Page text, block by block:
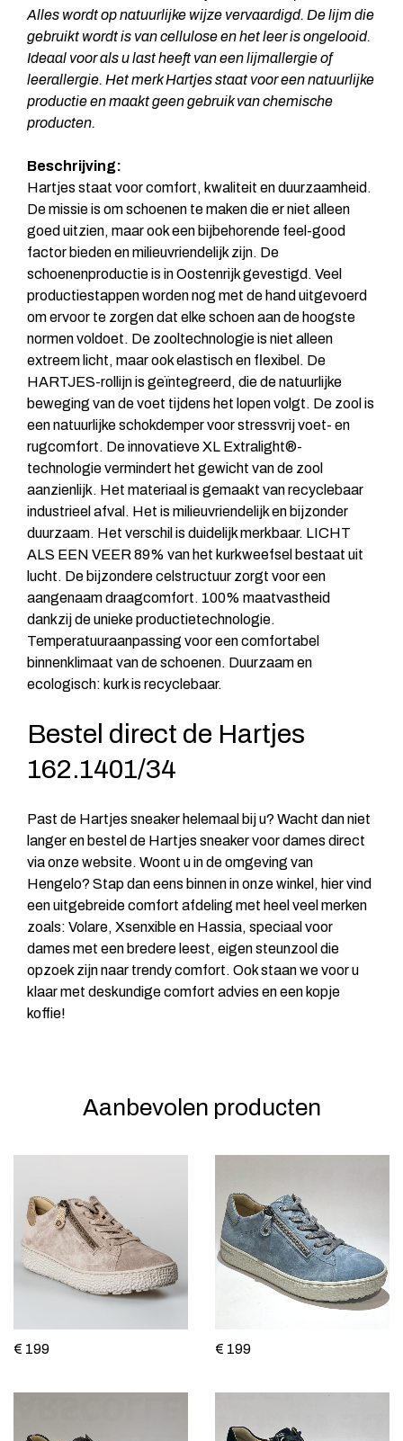
Alles wordt op natuurlijke wijze vervaardigd. De lijm die
gebruikt wordt is van cellulose en het leer is ongelooid.
Ideaal voor als u last heeft van een lijmallergie of
leerallergie. Het merk Hartjes staat voor een natuurlijke
productie en maakt geen gebruik van chemische
producten.
Beschrijving:
Hartjes staat voor comfort, kwaliteit en duurzaamheid.
De missie is om schoenen te maken die er niet alleen
goed uitzien, maar ook een bijbehorende feel-good
factor bieden en milieuvriendelijk zijn. De
schoenenproductie is in Oostenrijk gevestigd. Veel
productiestappen worden nog met de hand uitgevoerd
om ervoor te zorgen dat elke schoen aan de hoogste
normen voldoet. De zooltechnologie is niet alleen
extreem licht, maar ook elastisch en flexibel. De
HARTJES-rollijn is geïntegreerd, die de natuurlijke
beweging van de voet tijdens het lopen volgt. De zool is
een natuurlijke schokdemper voor stressvrij voet- en
rugcomfort. De innovatieve XL Extralight®-
technologie vermindert het gewicht van de zool
aanzienlijk. Het materiaal is gemaakt van recyclebaar
industrieel afval. Het is milieuvriendelijk en bijzonder
duurzaam. Het verschil is duidelijk merkbaar. LICHT
ALS EEN VEER 89% van het kurkweefsel bestaat uit
lucht. De bijzondere celstructuur zorgt voor een
aangenaam draagcomfort. 100% maatvastheid
dankzij de unieke productietechnologie.
Temperatuuraanpassing voor een comfortabel
binnenklimaat van de schoenen. Duurzaam en
ecologisch: kurk is recyclebaar.
Bestel direct de Hartjes
162.1401/34
Past de Hartjes sneaker helemaal bij u? Wacht dan niet
langer en bestel de Hartjes sneaker voor dames direct
via onze website. Woont u in de omgeving van
Hengelo? Stap dan eens binnen in onze winkel, hier vind
een uitgebreide comfort afdeling met heel veel merken
zoals: Volare, Xsenxible en Hassia, speciaal voor
dames met een bredere leest, eigen steunzool die
opzoek zijn naar trendy comfort. Ook staan we voor u
klaar met deskundige comfort advies en een kopje
koffie!
Aanbevolen producten
€ 199 € 199